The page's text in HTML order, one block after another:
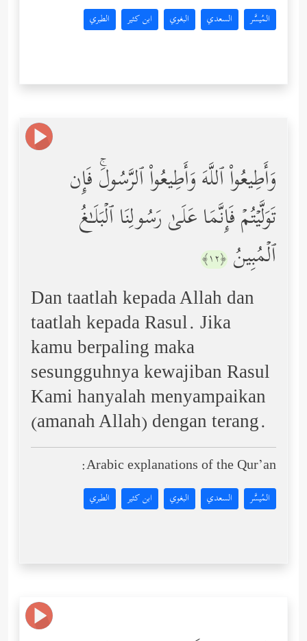
المُيسَّر السعدي البغوي ابن كثير الطبري
وَأَطِیعُواْ ٱللَّهَ وَأَطِیعُواْ ٱلرَّسُولَۚ فَإِن
تَوَلَّیۡتُمۡ فَإِنَّمَا عَلَىٰ رَسُولِنَا ٱلۡبَلَـٰغُ
ٱلۡمُبِینُ ﴿١٢﴾
Dan taatlah kepada Allah dan
taatlah kepada Rasul. Jika
kamu berpaling maka
sesungguhnya kewajiban Rasul
Kami hanyalah menyampaikan
(amanah Allah) dengan terang.
Arabic explanations of the Qur’an:
المُيسَّر السعدي البغوي ابن كثير الطبري